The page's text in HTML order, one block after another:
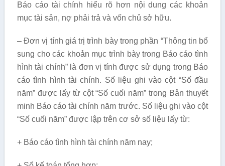
Báo cáo tài chính hiểu rõ hơn nội dung các khoản
mục tài sản, nợ phải trả và vốn chủ sở hữu.
– Đơn vị tính giá trị trình bày trong phần “Thông tin bổ
sung cho các khoản mục trình bày trong Báo cáo tình
hình tài chính” là đơn vị tính được sử dụng trong Báo
cáo tình hình tài chính. Số liệu ghi vào cột “Số đầu
năm” được lấy từ cột “Số cuối năm” trong Bản thuyết
minh Báo cáo tài chính năm trước. Số liệu ghi vào cột
“Số cuối năm” được lập trên cơ sở số liệu lấy từ:
+ Báo cáo tình hình tài chính năm nay;